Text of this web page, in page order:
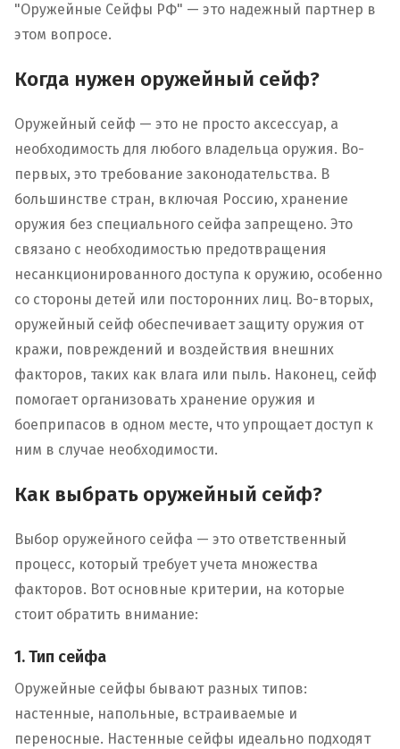
"Оружейные Сейфы РФ" — это надежный партнер в
этом вопросе.
Когда нужен оружейный сейф?
Оружейный сейф — это не просто аксессуар, а
необходимость для любого владельца оружия. Во-
первых, это требование законодательства. В
большинстве стран, включая Россию, хранение
оружия без специального сейфа запрещено. Это
связано с необходимостью предотвращения
несанкционированного доступа к оружию, особенно
со стороны детей или посторонних лиц. Во-вторых,
оружейный сейф обеспечивает защиту оружия от
кражи, повреждений и воздействия внешних
факторов, таких как влага или пыль. Наконец, сейф
помогает организовать хранение оружия и
боеприпасов в одном месте, что упрощает доступ к
ним в случае необходимости.
Как выбрать оружейный сейф?
Выбор оружейного сейфа — это ответственный
процесс, который требует учета множества
факторов. Вот основные критерии, на которые
стоит обратить внимание:
1. Тип сейфа
Оружейные сейфы бывают разных типов:
настенные, напольные, встраиваемые и
переносные. Настенные сейфы идеально подходят